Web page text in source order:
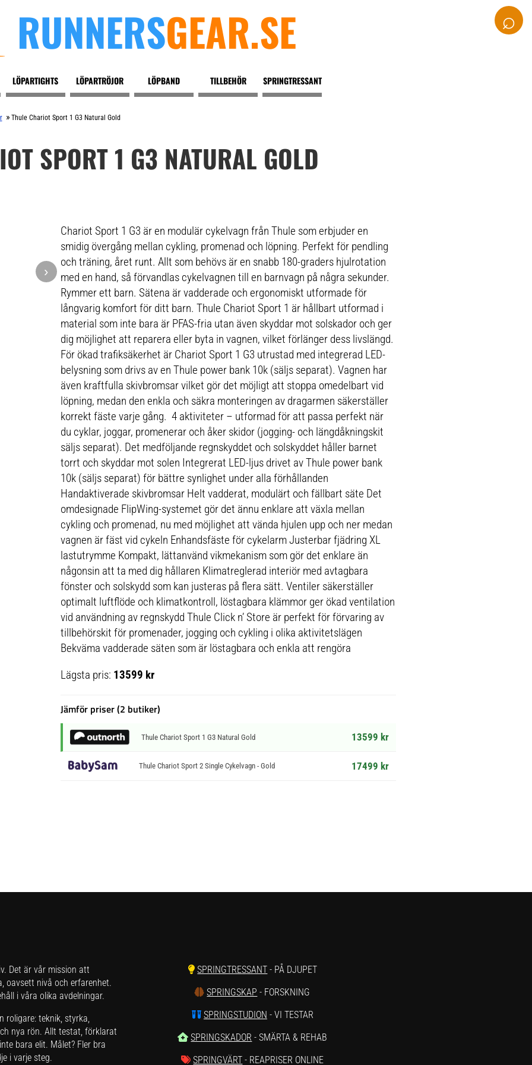
RUNNERSGEAR.SE ⌕
LÖPARTIGHTS LÖPARTRÖJOR LÖPBAND TILLBEHÖR SPRINGTRESSANT
» Thule Chariot Sport 1 G3 Natural Gold
SPORT 1 G3 NATURAL GOLD
›
Chariot Sport 1 G3 är en modulär cykelvagn från Thule som erbjuder en
smidig övergång mellan cykling, promenad och löpning. Perfekt för pendling
och träning, året runt. Allt som behövs är en snabb 180-graders hjulrotation
med en hand, så förvandlas cykelvagnen till en barnvagn på några sekunder.
Rymmer ett barn. Sätena är vadderade och ergonomiskt utformade för
långvarig komfort för ditt barn. Thule Chariot Sport 1 är hållbart utformad i
material som inte bara är PFAS-fria utan även skyddar mot solskador och ger
dig möjlighet att reparera eller byta in vagnen, vilket förlänger dess livslängd.
För ökad trafiksäkerhet är Chariot Sport 1 G3 utrustad med integrerad LED-
belysning som drivs av en Thule power bank 10k (säljs separat). Vagnen har
även kraftfulla skivbromsar vilket gör det möjligt att stoppa omedelbart vid
löpning, medan den enkla och säkra monteringen av dragarmen säkerställer
korrekt fäste varje gång. 4 aktiviteter – utformad för att passa perfekt när
du cyklar, joggar, promenerar och åker skidor (jogging- och längdåkningskit
säljs separat). Det medföljande regnskyddet och solskyddet håller barnet
torrt och skyddar mot solen Integrerat LED-ljus drivet av Thule power bank
10k (säljs separat) för bättre synlighet under alla förhållanden
Handaktiverade skivbromsar Helt vadderat, modulärt och fällbart säte Det
omdesignade FlipWing-systemet gör det ännu enklare att växla mellan
cykling och promenad, nu med möjlighet att vända hjulen upp och ner medan
vagnen är fäst vid cykeln Enhandsfäste för cykelarm Justerbar fjädring XL
lastutrymme Kompakt, lättanvänd vikmekanism som gör det enklare än
någonsin att ta med dig hållaren Klimatreglerad interiör med avtagbara
fönster och solskydd som kan justeras på flera sätt. Ventiler säkerställer
optimalt luftflöde och klimatkontroll, löstagbara klämmor ger ökad ventilation
vid användning av regnskydd Thule Click n’ Store är perfekt för förvaring av
tillbehörskit för promenader, jogging och cykling i olika aktivitetslägen
Bekväma vadderade säten som är löstagbara och enkla att rengöra
Lägsta pris: 13599 kr
Jämför priser (2 butiker)
Thule Chariot Sport 1 G3 Natural Gold 13599 kr
Thule Chariot Sport 2 Single Cykelvagn - Gold 17499 kr
Det är vår mission att
oavsett nivå och erfarenhet.
i våra olika avdelningar.
roligare: teknik, styrka,
nya rön. Allt testat, förklarat
bara elit. Målet? Fler bra
i varje steg.
SPRINGTRESSANT - PÅ DJUPET
SPRINGSKAP - FORSKNING
SPRINGSTUDION - VI TESTAR
SPRINGSKADOR - SMÄRTA & REHAB
SPRINGVÄRT - REAPRISER ONLINE